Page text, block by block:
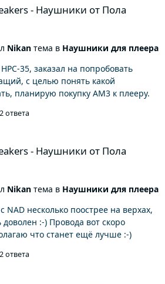
- Наушники от Пола
Nikanтема в Наушники для плеера
35, заказал на попробовать
с целью понять какой
планирую покупку AM3 к плееру.
ответа
- Наушники от Пола
Nikanтема в Наушники для плеера
NAD несколько поострее на верхах,
:-) Провода вот скоро
что станет ещё лучше :-)
ответа